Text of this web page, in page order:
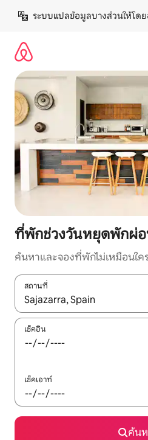
เนื้อหา
ระบบแปลข้อมูลบางส่วนให้โด
ที่พักช่วงวันหยุดพักผ่อ
ค้นหาและจองที่พักไม่เหมือนใค
สถานที่
ใช้ลูกศรขึ้นลง หรือใช้การสัมผัสห
เช็คอิน
เช็คเอาท์
ค้น